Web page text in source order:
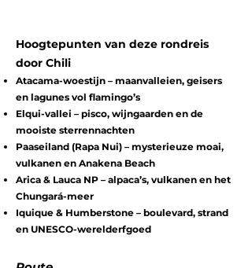
Hoogtepunten van deze rondreis
door Chili
Atacama-woestijn – maanvalleien, geisers
en lagunes vol flamingo’s
Elqui-vallei – pisco, wijngaarden en de
mooiste sterrennachten
Paaseiland (Rapa Nui) – mysterieuze moai,
vulkanen en Anakena Beach
Arica & Lauca NP – alpaca’s, vulkanen en het
Chungará-meer
Iquique & Humberstone – boulevard, strand
en UNESCO-werelderfgoed